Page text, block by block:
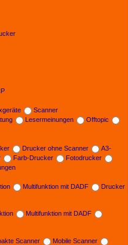
Scanner
Lesermeinungen
Offtopic
Drucker ohne Scanner
A3-
Farb-Drucker
Fotodrucker
Multifunktion mit DADF
Drucker
Multifunktion mit DADF
Scanner
Mobile Scanner